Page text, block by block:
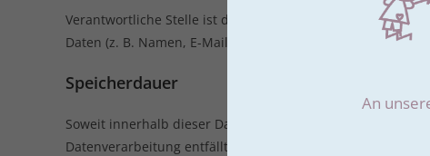
Verantwortliche Stelle ist die natürliche oder juristische
Daten (z. B. Namen, E-Mail-Adressen o. Ä.) entscheidet.
Speicherdauer
Soweit innerhalb dieser Datenschutzerklärung keine
Datenverarbeitung entfällt. Wenn Sie ein berechtigtes
An